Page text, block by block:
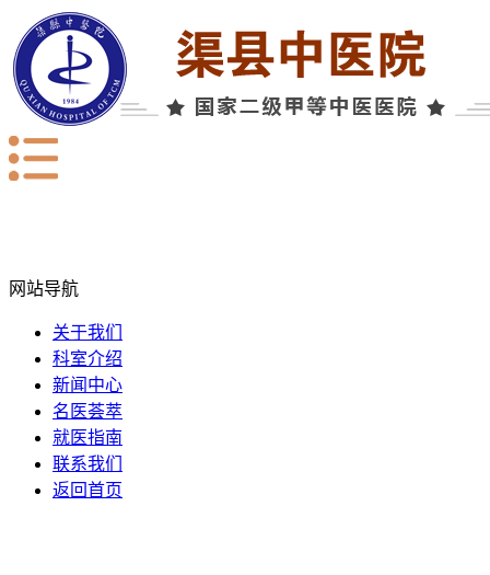
网站导航
关于我们
科室介绍
新闻中心
名医荟萃
就医指南
联系我们
返回首页